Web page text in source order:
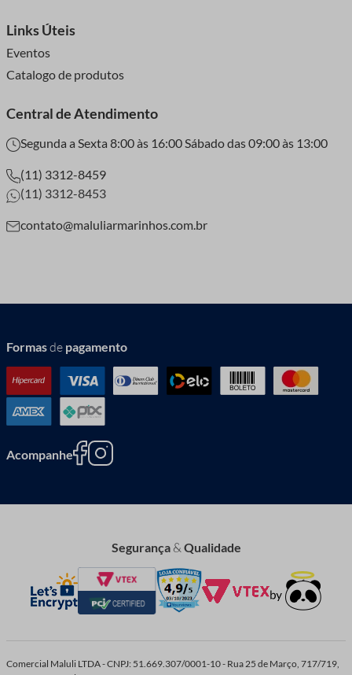
Links Úteis
Eventos
Catalogo de produtos
Central de Atendimento
Segunda a Sexta 8:00 às 16:00 Sábado das 09:00 às 13:00
(11) 3312-8459
(11) 3312-8453
contato@maluliarmarinhos.com.br
Formasde pagamento
Acompanhe
Segurança&Qualidade
Comercial Maluli LTDA - CNPJ: 51.669.307/0001-10 - Rua 25 de Março, 717/719,